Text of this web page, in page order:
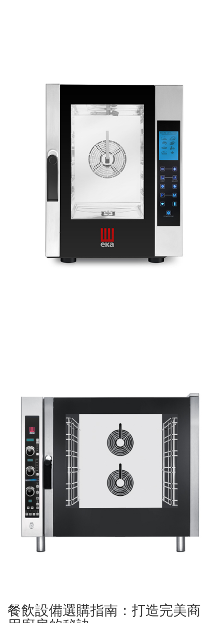
餐飲設備選購指南：打造完美商